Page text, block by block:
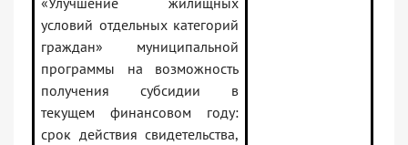
условий отдельных категорий
граждан» муниципальной
программы на возможность
получения субсидии в
текущем финансовом году:
срок действия свидетельства,